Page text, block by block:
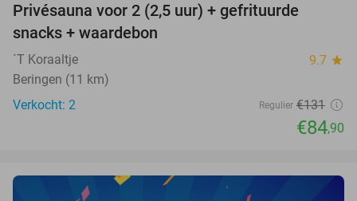
TODAY
Privésauna voor 2 (2,5 uur) + gefrituurde
snacks + waardebon
´T Koraaltje 9.7 star
Beringen (11 km)
Verkocht: 2
Regulier €131
€84,90